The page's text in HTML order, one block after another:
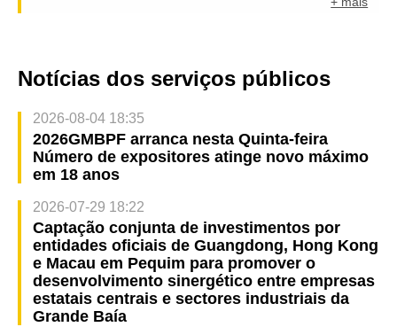
Notícias dos serviços públicos
2026-08-04 18:35
2026GMBPF arranca nesta Quinta-feira
Número de expositores atinge novo máximo
em 18 anos
2026-07-29 18:22
Captação conjunta de investimentos por
entidades oficiais de Guangdong, Hong Kong
e Macau em Pequim para promover o
desenvolvimento sinergético entre empresas
estatais centrais e sectores industriais da
Grande Baía